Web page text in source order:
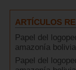
ARTÍCULOS
Papel del
amazonía
Papel del